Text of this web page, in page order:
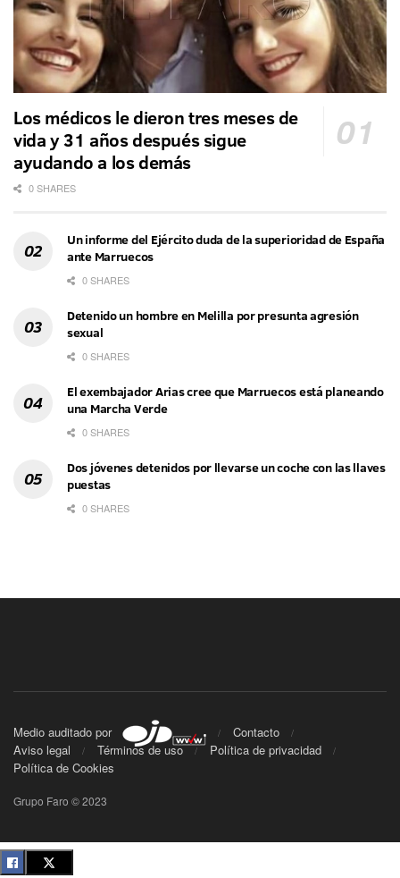
Los médicos le dieron tres meses de
vida y 31 años después sigue
ayudando a los demás
0 SHARES
Un informe del Ejército duda de la superioridad de España
ante Marruecos
0 SHARES
Detenido un hombre en Melilla por presunta agresión
sexual
0 SHARES
El exembajador Arias cree que Marruecos está planeando
una Marcha Verde
0 SHARES
Dos jóvenes detenidos por llevarse un coche con las llaves
puestas
0 SHARES
Medio auditado por
Contacto
Aviso legal
Términos de uso
Política de privacidad
Política de Cookies
Grupo Faro © 2023